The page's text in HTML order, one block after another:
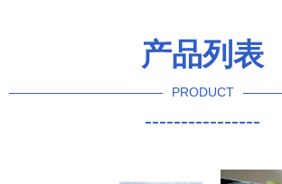
产品列表
PRODUCT
----------------